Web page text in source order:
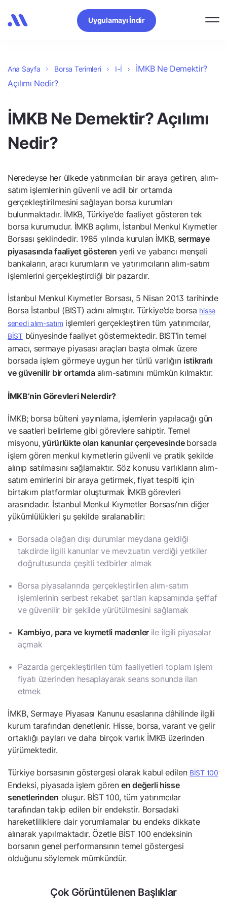
Uygulamayı İndir
Ana Sayfa Borsa Terimleri I-İ
İMKB Ne Demektir?
Açılımı Nedir?
İMKB Ne Demektir? Açılımı
Nedir?
Neredeyse her ülkede yatırımcıları bir araya getiren, alım-
satım işlemlerinin güvenli ve adil bir ortamda
gerçekleştirilmesini sağlayan borsa kurumları
bulunmaktadır. İMKB, Türkiye’de faaliyet gösteren tek
borsa kurumudur. İMKB açılımı, İstanbul Menkul Kıymetler
Borsası şeklindedir. 1985 yılında kurulan İMKB, sermaye
piyasasında faaliyet gösteren yerli ve yabancı menşeli
bankaların, aracı kurumların ve yatırımcıların alım-satım
işlemlerini gerçekleştirdiği bir pazardır.
İstanbul Menkul Kıymetler Borsası, 5 Nisan 2013 tarihinde
Borsa İstanbul (BIST) adını almıştır. Türkiye’de borsa hisse
senedi alım-satım işlemleri gerçekleştiren tüm yatırımcılar,
BİSTbünyesinde faaliyet göstermektedir. BIST’in temel
amacı, sermaye piyasası araçları başta olmak üzere
borsada işlem görmeye uygun her türlü varlığın istikrarlı
ve güvenilir bir ortamdaalım-satımını mümkün kılmaktır.
İMKB’nin Görevleri Nelerdir?
İMKB; borsa bülteni yayınlama, işlemlerin yapılacağı gün
ve saatleri belirleme gibi görevlere sahiptir. Temel
misyonu, yürürlükte olan kanunlar çerçevesinde borsada
işlem gören menkul kıymetlerin güvenli ve pratik şekilde
alınıp satılmasını sağlamaktır. Söz konusu varlıkların alım-
satım emirlerini bir araya getirmek, fiyat tespiti için
birtakım platformlar oluşturmak İMKB görevleri
arasındadır. İstanbul Menkul Kıymetler Borsası’nın diğer
yükümlülükleri şu şekilde sıralanabilir:
Borsada olağan dışı durumlar meydana geldiği
takdirde ilgili kanunlar ve mevzuatın verdiği yetkiler
doğrultusunda çeşitli tedbirler almak
Borsa piyasalarında gerçekleştirilen alım-satım
işlemlerinin serbest rekabet şartları kapsamında şeffaf
ve güvenilir bir şekilde yürütülmesini sağlamak
Kambiyo, para ve kıymetli madenler ile ilgili piyasalar
açmak
Pazarda gerçekleştirilen tüm faaliyetleri toplam işlem
fiyatı üzerinden hesaplayarak seans sonunda ilan
etmek
İMKB, Sermaye Piyasası Kanunu esaslarına dâhilinde ilgili
kurum tarafından denetlenir. Hisse, borsa, varant ve gelir
ortaklığı payları ve daha birçok varlık İMKB üzerinden
yürümektedir.
Türkiye borsasının göstergesi olarak kabul edilen BİST 100
Endeksi, piyasada işlem görenen değerli hisse
senetlerinden oluşur. BİST 100, tüm yatırımcılar
tarafından takip edilen bir endekstir. Borsadaki
hareketliliklere dair yorumlamalar bu endeks dikkate
alınarak yapılmaktadır. Özetle BİST 100 endeksinin
borsanın genel performansının temel göstergesi
olduğunu söylemek mümkündür.
Çok Görüntülenen Başlıklar